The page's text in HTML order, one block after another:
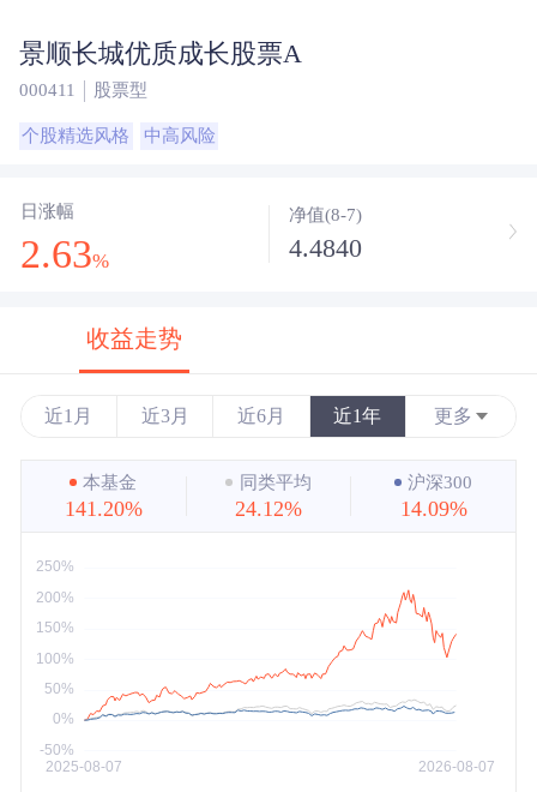
景顺长城优质成长股票A
000411 股票型
个股精选风格 中高风险
日涨幅
2.63%
净值(8-7)
4.4840
收益走势
近1月 近3月 近6月 近1年 更多
近3年
近5年
最大
本基金
141.20%
同类平均
24.12%
沪深300
14.09%